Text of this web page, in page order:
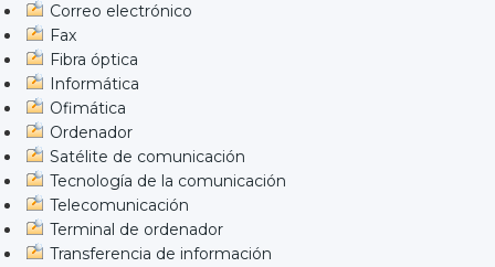
Correo electrónico
Fax
Fibra óptica
Informática
Ofimática
Ordenador
Satélite de comunicación
Tecnología de la comunicación
Telecomunicación
Terminal de ordenador
Transferencia de información